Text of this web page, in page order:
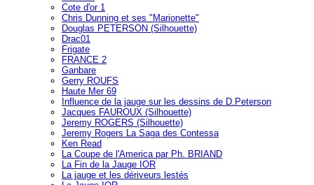
Cote d'or 1
Chris Dunning et ses "Marionette"
Douglas PETERSON (Silhouette)
Drac01
Frigate
FRANCE 2
Ganbare
Gerry ROUFS
Haute Mer 69
Influence de la jauge sur les dessins de D.Peterson
Jacques FAUROUX (Silhouette)
Jeremy ROGERS (Silhouette)
Jeremy Rogers La Saga des Contessa
Ken Read
La Coupe de l'America par Ph. BRIAND
La Fin de la Jauge IOR
La jauge et les dériveurs lestés